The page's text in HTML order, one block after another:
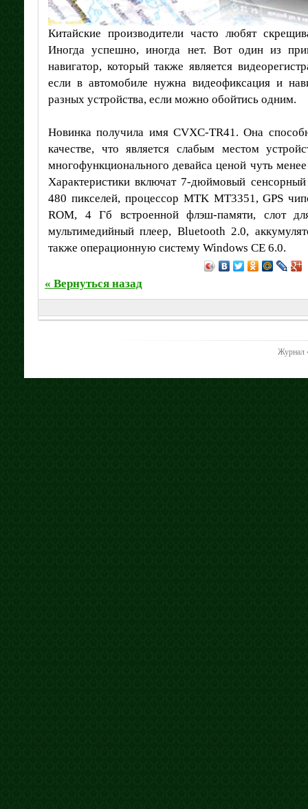
Китайские производители часто любят
Иногда успешно, иногда нет. Вот один из
навигатор, который также является
если в автомобиле нужна видеофиксация и
разных устройства, если можно обойтись одним.
Новинка получила имя CVXC-TR41. Она
качестве, что является слабым местом
многофункционального девайса ценой чуть
Характеристики включат 7-дюймовый
480 пикселей, процессор MTK MT3351, GPS
ROM, 4 Гб встроенной флэш-памяти, слот
мультимедийный плеер, Bluetooth 2.0,
также операционную систему Windows CE 6.0.
« Вернуться назад
Журнал